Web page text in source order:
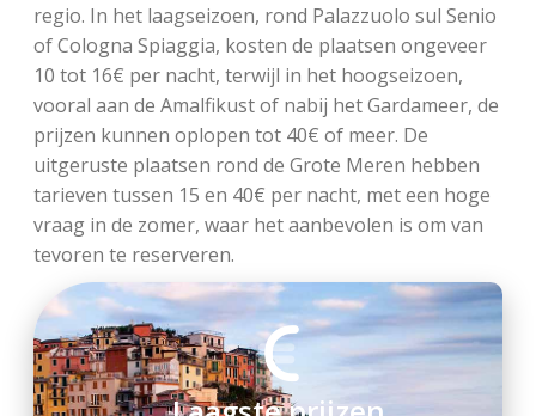
regio. In het laagseizoen, rond Palazzuolo sul Senio
of Cologna Spiaggia, kosten de plaatsen ongeveer
10 tot 16€ per nacht, terwijl in het hoogseizoen,
vooral aan de Amalfikust of nabij het Gardameer, de
prijzen kunnen oplopen tot 40€ of meer. De
uitgeruste plaatsen rond de Grote Meren hebben
tarieven tussen 15 en 40€ per nacht, met een hoge
vraag in de zomer, waar het aanbevolen is om van
tevoren te reserveren.